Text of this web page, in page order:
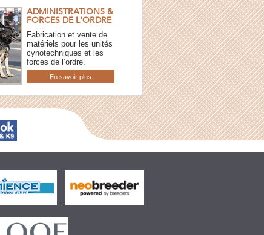
ADMINISTRATIONS &
FORCES DE L'ORDRE
Fabrication et vente de
matériels pour les unités
cynotechniques et les
forces de l’ordre.
En savoir plus